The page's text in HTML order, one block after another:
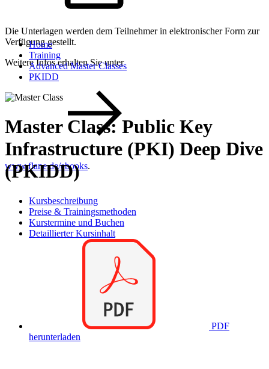
Die Unterlagen werden dem Teilnehmer in elektronischer Form zur
Verfügung gestellt.
Weitere Infos erhalten Sie unter
www.flane.de/ebooks.
Home
Training
Advanced Master Classes
PKIDD
Master Class: Public Key
Infrastructure (PKI) Deep Dive
(PKIDD)
Kursbeschreibung
Preise & Trainingsmethoden
Kurstermine und Buchen
Detaillierter Kursinhalt
PDF
herunterladen